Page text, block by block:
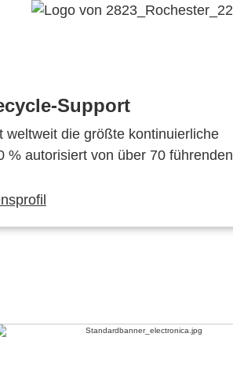
Support
weltweit die größte kontinuierliche
% autorisiert von über 70 führenden